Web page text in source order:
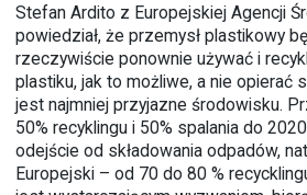
Stefan Ardito z Europejskiej Agencji
powiedział, że przemysł plastikowy
rzeczywiście ponownie używać i
plastiku, jak to możliwe, a nie opierać
jest najmniej przyjazne środowisku.
50% recyklingu i 50% spalania do
odejście od składowania odpadów,
Europejski – od 70 do 80 %